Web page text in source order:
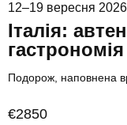
12–19 вересня 2026
Італія:
гастрономія
Подорож, наповнена
€2850